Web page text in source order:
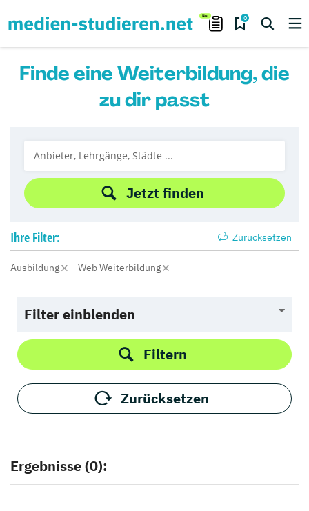
0
Finde eine Weiterbildung, die
zu dir passt
Jetzt finden
Ihre Filter: Zurücksetzen
Ausbildung Web Weiterbildung
Filter einblenden
Filtern
Zurücksetzen
Ergebnisse (0):